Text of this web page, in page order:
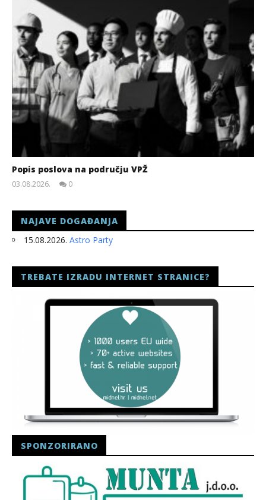
Popis poslova na području VPŽ
03.08.2026.
0
NAJAVE DOGAĐANJA
15.08.2026. Astro Party
TREBATE IZRADU INTERNET STRANICE?
SPONZORIRANO